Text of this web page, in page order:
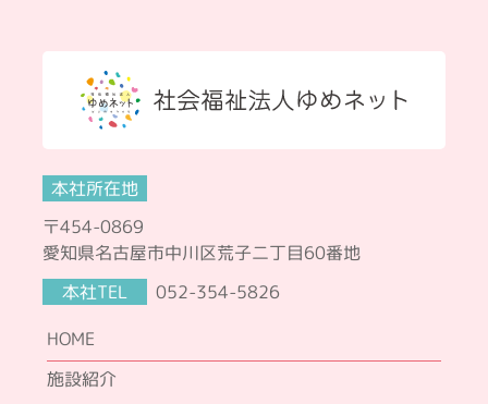
本社所在地
〒454-0869
愛知県名古屋市中川区荒子二丁目60番地
本社TEL
052-354-5826
HOME
施設紹介